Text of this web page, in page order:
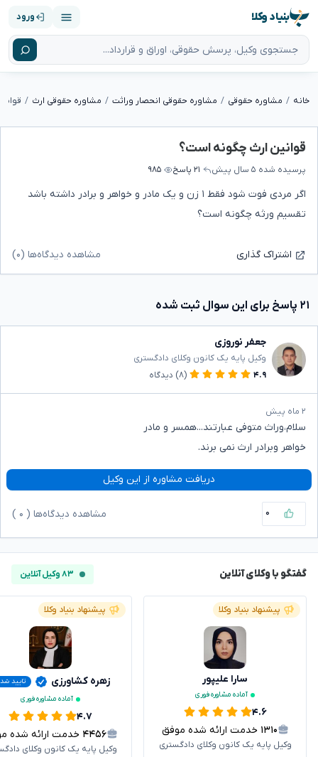
بنیاد وکلا ورود
خانه مشاوره حقوقی مشاوره حقوقی انحصار وراثت مشاوره حقوقی ارث
قوانین ارث چگونه است؟
پرسیده شده ۵ سال پیش ۲۱ پاسخ ۹۸۵
اگر مردی فوت شود فقط ۱ زن و یک مادر و خواهر و برادر داشته باشد
تقسیم ورثه چگونه است؟
اشتراک گذاری مشاهده دیدگاه‌ها (۰)
۲۱ پاسخ برای این سوال ثبت شده
جعفر نوروزی
وکیل پایه یک کانون وکلای دادگستری
۴.۹
(۸) دیدگاه
۲ ماه پیش
سلام،وراث متوفی عبارتند...همسر و مادر
خواهر وبرادر ارث نمی برند.
دریافت مشاوره از این وکیل
۰ مشاهده دیدگاه‌ها ( ۰
گفتگو با وکلای آنلاین ۸۳ وکیل آنلاین
پیشنهاد بنیاد وکلا
سارا علیپور
آماده مشاوره فوری
۴.۶
۱۳۱۰ خدمت ارائه شده موفق
وکیل پایه یک کانون وکلای دادگستری
پیشنهاد بنیاد وکلا
زهره کشاورزی
تایید
آماده مشاوره فوری
۴.۷
۴۴۵۶ خدمت ارائه شده موفق
وکیل پایه یک کانون وکلای